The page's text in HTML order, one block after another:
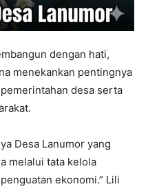
dengan hati,
menekankan pentingnya
desa serta
Desa Lanumor yang
melalui tata kelola
ekonomi.” Lili